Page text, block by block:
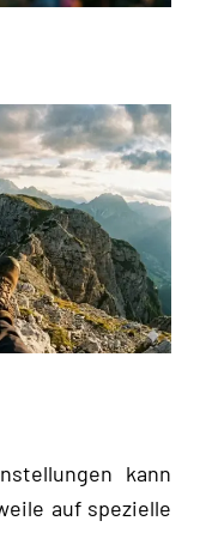
kann
auf spezielle